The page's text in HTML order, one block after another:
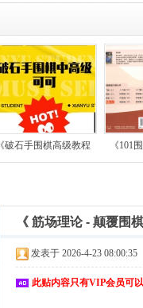
《破石手围棋高级教程 《101
《 筋场理论 - 颠覆围
发表于 2026-4-23 08:00:35
此贴内容只有VIP会员可